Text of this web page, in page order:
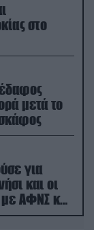
στο
μετά το
για
και οι
ΑΦΝΣ και